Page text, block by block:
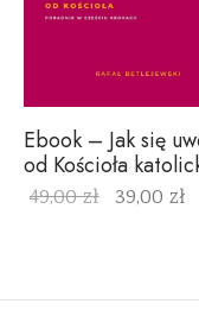
Ebook – Jak się
od Kościoła
49,00zł 39,00 zł